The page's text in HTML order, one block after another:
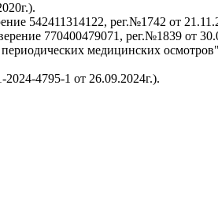
542411314122, рег.№1742 от
770400479071, рег.№1839 от
медицинских осмотров"
4795-1 от 26.09.2024г.).